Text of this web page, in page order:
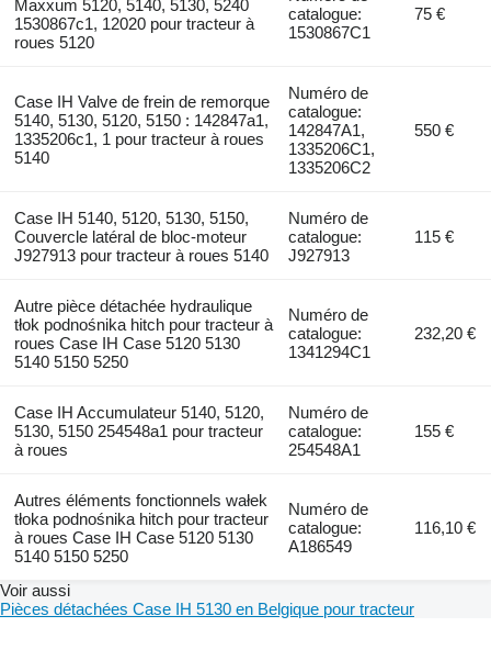
Maxxum 5120, 5140, 5130, 5240
1530867c1, 12020 pour tracteur à
roues 5120
catalogue:
1530867C1
75 €
Case IH Valve de frein de remorque
5140, 5130, 5120, 5150 : 142847a1,
1335206c1, 1 pour tracteur à roues
5140
Numéro de
catalogue:
142847A1,
1335206C1,
1335206C2
550 €
Case IH 5140, 5120, 5130, 5150,
Couvercle latéral de bloc-moteur
J927913 pour tracteur à roues 5140
Numéro de
catalogue:
J927913
115 €
Autre pièce détachée hydraulique
tłok podnośnika hitch pour tracteur à
roues Case IH Case 5120 5130
5140 5150 5250
Numéro de
catalogue:
1341294C1
232,20 €
Case IH Accumulateur 5140, 5120,
5130, 5150 254548a1 pour tracteur
à roues
Numéro de
catalogue:
254548A1
155 €
Autres éléments fonctionnels wałek
tłoka podnośnika hitch pour tracteur
à roues Case IH Case 5120 5130
5140 5150 5250
Numéro de
catalogue:
A186549
116,10 €
Voir aussi
Pièces détachées Case IH 5130 en Belgique pour tracteur